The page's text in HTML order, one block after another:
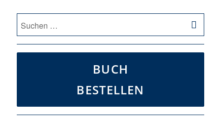
Suche
nach:
BUCH
BESTELLEN